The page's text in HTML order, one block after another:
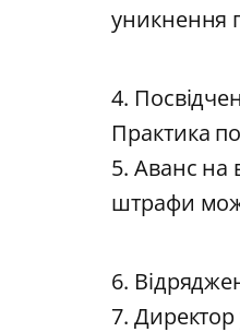
уникнення
4.
Практика
5. Аванс на
штрафи
6.
7.